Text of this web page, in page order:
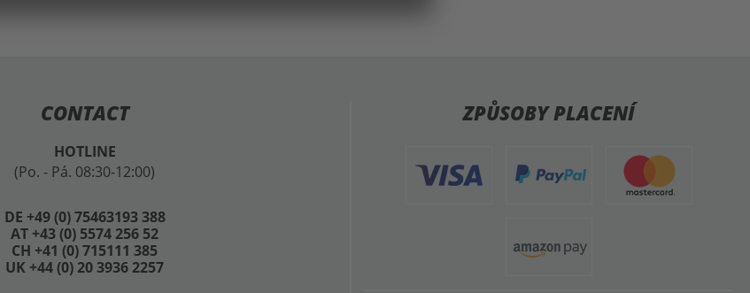
CONTACT
HOTLINE
(Po. - Pá. 08:30-12:00)
DE +49 (0) 75463193 388
AT +43 (0) 5574 256 52
CH +41 (0) 715111 385
UK +44 (0) 20 3936 2257
ZPŮSOBY PLACENÍ